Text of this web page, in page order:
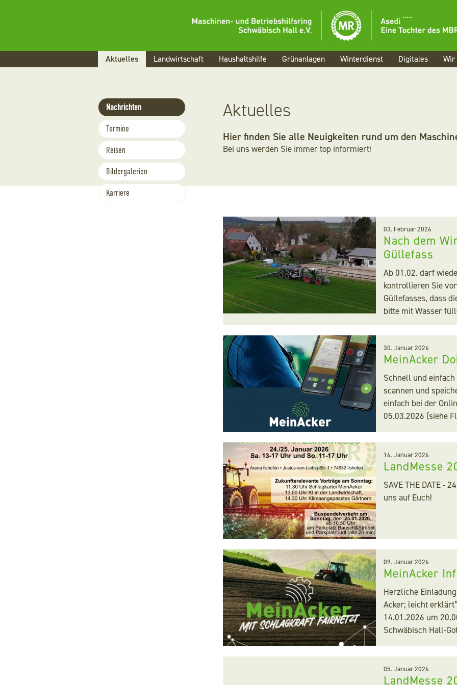
überspringen
Aktuelles Landwirtschaft Haushaltshilfe Grünanlagen Winterdienst Digitales Wir
Aktuelles
Hier finden Sie alle Neuigkeiten rund um den
Bei uns werden Sie immer top informiert!
03. Februar 2026
Nach dem
Güllefass
Ab 01.02. darf
kontrollieren Sie
Güllefasses, dass
bitte mit Wasser
30. Januar 2026
MeinAcker
Schnell und einfach
scannen und
einfach bei der
05.03.2026 (siehe
16. Januar 2026
LandMesse
SAVE THE DATE -
uns auf Euch!
09. Januar 2026
MeinAcker
Herzliche
Acker; leicht
14.01.2026 um
Schwäbisch Hall-
05. Januar 2026
LandMesse
Navigation
überspringen
Nachrichten
Termine
Reisen
Bildergalerien
Karriere
Landwirtschaft
Winterdienst
Wir
Kontakt